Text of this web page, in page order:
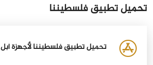
تحميل تطبيق فلسطيننا
تحميل تطبيق فلسطيننا لأجهزة أبل